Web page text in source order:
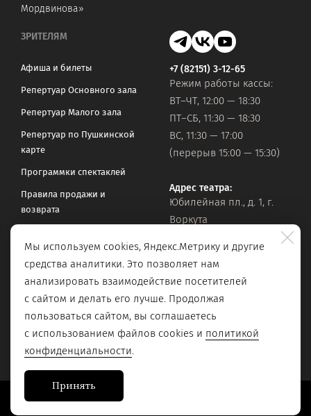
Мордвинова»
ЗРИТЕЛЯМ
Афиша и билеты
Репертуар Основного зала
Репертуар Малого зала
Репертуар по Пушкинской
карте
Программки спектаклей
Правила продажи и
возврата
Оставить обращение
+7 (82151) 3-12-65
Режим работы кассы:
ВТ–ЧТ, 12:00 — 18:30
ПТ–СБ, 11:30 — 18:30
ВС, 11:30 — 17:00
(перерыв 15:00 — 15:30)
Адрес театра:
Юбилейная пл., д. 1, г.
Воркута
Официальная почта:
vorkteatrdr@mail.ru
Мы используем cookies, Яндекс.Метрику и другие
средства аналитики. Это позволяет нам
анализировать взаимодействие посетителей
с сайтом и делать его лучше. Продолжая
пользоваться сайтом, вы соглашаетесь
с использованием файлов cookies и политикой
конфиденциальности.
Принять
Сайт разработан в